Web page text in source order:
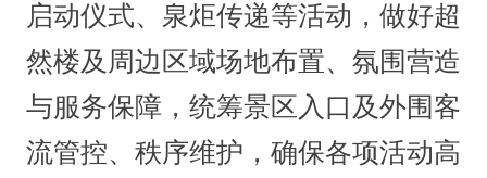
启动仪式、泉炬传递等活动，做好超
然楼及周边区域场地布置、氛围营造
与服务保障，统筹景区入口及外围客
流管控、秩序维护，确保各项活动高